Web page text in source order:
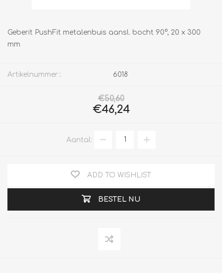
Geberit PushFit metalenbuis aansl. bocht 90°, 20 x 300
mm
Artikelnummer:: 6018
€50,60
€46,24
Aantal:
ADD TO WISHLIST
BESTEL NU